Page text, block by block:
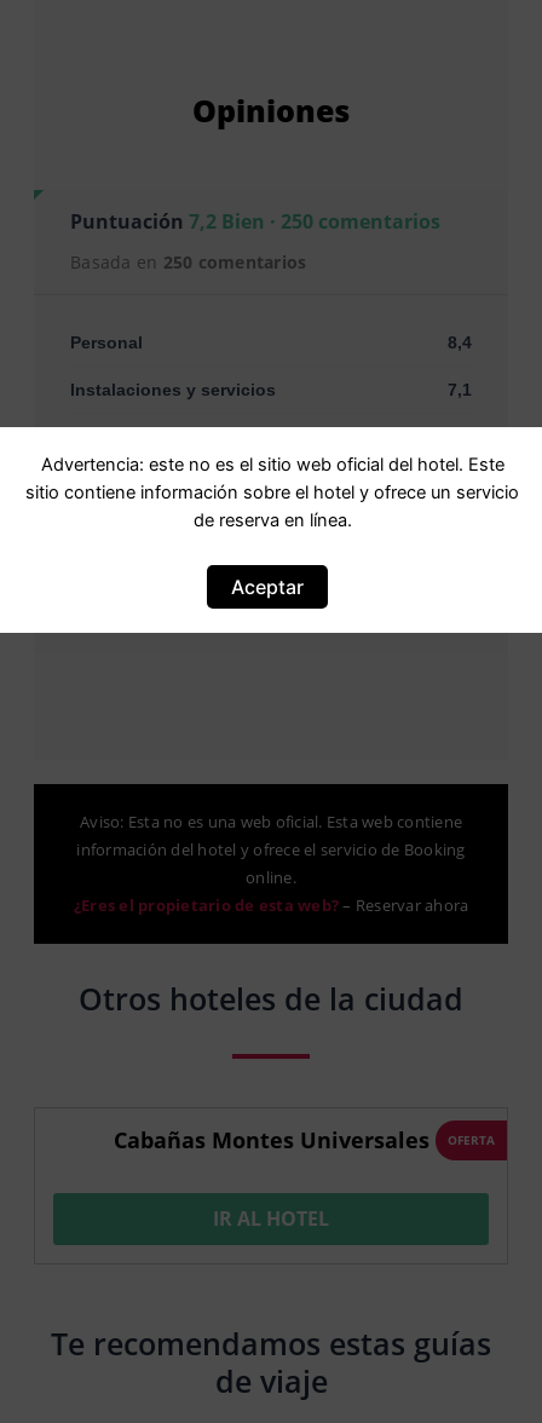
Opiniones
Puntuación 7,2 Bien · 250 comentarios
Basada en 250 comentarios
Personal 8,4
Instalaciones y servicios 7,1
Confort
Relación calidad-precio
Aviso: Esta no es una web oficial. Esta web contiene
información del hotel y ofrece el servicio de Booking
online.
¿Eres el propietario de esta web?– Reservar ahora
Otros hoteles de la ciudad
OFERTA
Cabañas Montes Universales
IR AL HOTEL
Te recomendamos estas guías
de viaje
Advertencia: este no es el sitio web oficial del hotel. Este
sitio contiene información sobre el hotel y ofrece un servicio
de reserva en línea.
Aceptar